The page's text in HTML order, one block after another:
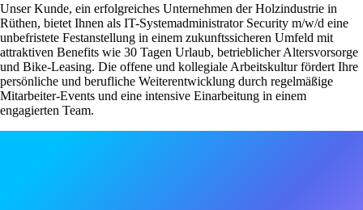
Unser Kunde, ein erfolgreiches Unternehmen der Holzindustrie in
Rüthen, bietet Ihnen als IT-Systemadministrator Security m/w/d eine
unbefristete Festanstellung in einem zukunftssicheren Umfeld mit
attraktiven Benefits wie 30 Tagen Urlaub, betrieblicher Altersvorsorge
und Bike-Leasing. Die offene und kollegiale Arbeitskultur fördert Ihre
persönliche und berufliche Weiterentwicklung durch regelmäßige
Mitarbeiter-Events und eine intensive Einarbeitung in einem
engagierten Team.